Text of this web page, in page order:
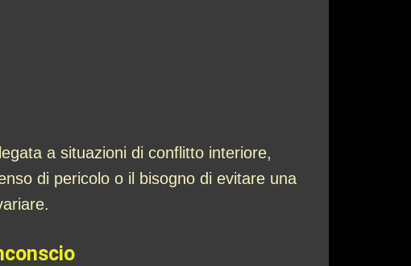
a situazioni di conflitto interiore,
di pericolo o il bisogno di evitare una